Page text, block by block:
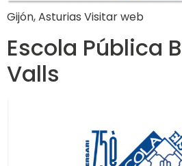
Gijón, Asturias Visitar web
Escola Pública
Valls